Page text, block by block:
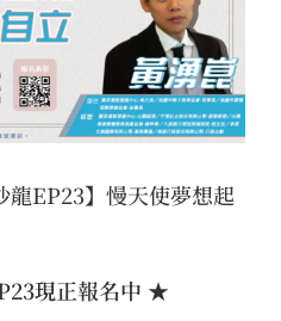
EP23】慢天使夢想起
現正報名中 ★